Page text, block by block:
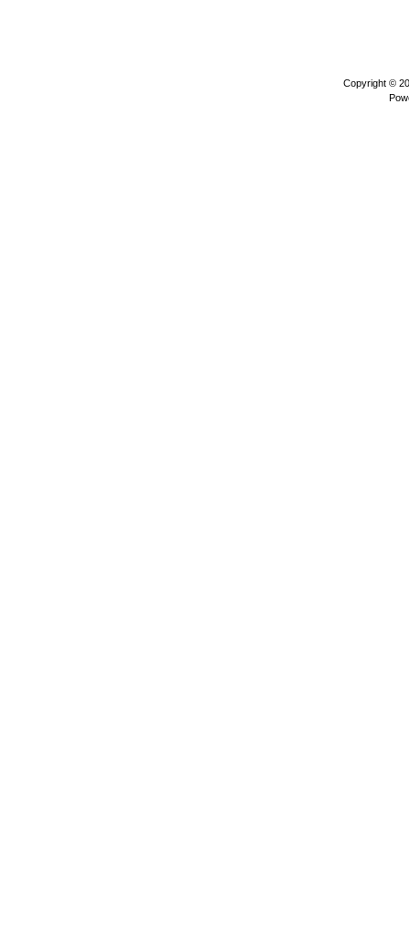
Copyright ©